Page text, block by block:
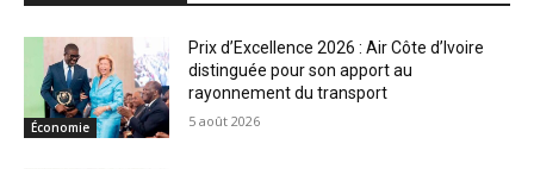
Économie
Prix d’Excellence 2026 : Air Côte d’Ivoire
distinguée pour son apport au
rayonnement du transport
5 août 2026